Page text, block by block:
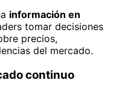
información en
tomar decisiones
precios,
del mercado.
continuo